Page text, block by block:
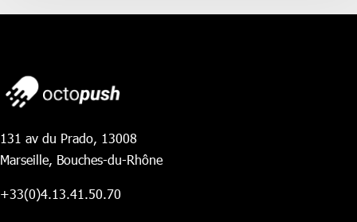
131 av du Prado, 13008
Marseille, Bouches-du-Rhône
+33(0)4.13.41.50.70